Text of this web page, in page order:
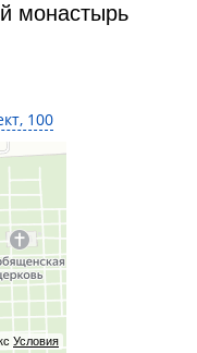
100
Условия
монастырь